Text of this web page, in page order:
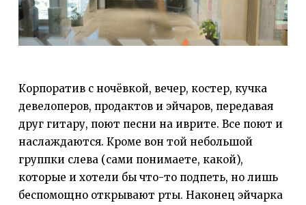
Корпоратив с ночёвкой, вечер, костер, кучка
девелоперов, продактов и эйчаров, передавая
друг гитару, поют песни на иврите. Все поют и
наслаждаются. Кроме вон той небольшой
группки слева (сами понимаете, какой),
которые и хотели бы что-то подпеть, но лишь
беспомощно открывают рты. Наконец эйчарка